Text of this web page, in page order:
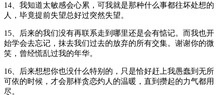
14、我知道太敏感会心累，可我就是那种什么事都往坏处想的
人，毕竟提前失望总好过突然失望。
15、后来的我们没有再联系走到哪里还是会有惦记。而我也开
始学会去忘记，抹去我们过去的放弃的所有交集。谢谢你的微
笑，曾经慌乱过我的年华。
16、后来想想你也没什么特别的，只是恰好赶上我愚蠢到无所
可依的时候，才会那样贪恋灼人的温暖，直到攒起的力气都用
尽。